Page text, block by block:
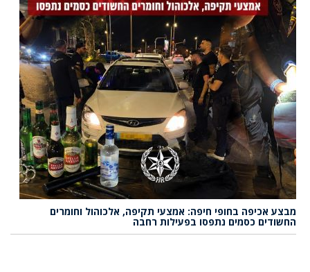
מבצע אכיפה בחופי חיפה: אמצעי תקיפה, אלכוהול וחומרים
החשודים כסמים נתפסו בפעילות רחבה